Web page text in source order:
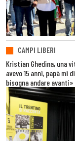
CAMPI LIBERI
Kristian Ghedina, una
avevo 15 anni, papà mi
bisogna andare avanti»